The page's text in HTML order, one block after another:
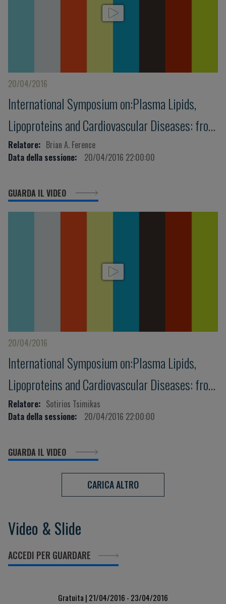
20/04/2016
International Symposium on:Plasma Lipids,
Lipoproteins and Cardiovascular Diseases: from
genes to clinical intervention
Relatore: Brian A. Ference
Data della sessione:
20/04/2016 22:00:00
GUARDA IL VIDEO
20/04/2016
International Symposium on:Plasma Lipids,
Lipoproteins and Cardiovascular Diseases: from
genes to clinical intervention
Relatore: Sotirios Tsimikas
Data della sessione:
20/04/2016 22:00:00
GUARDA IL VIDEO
CARICA ALTRO
Video & Slide
ACCEDI PER GUARDARE
Gratuita | 21/04/2016 - 23/04/2016